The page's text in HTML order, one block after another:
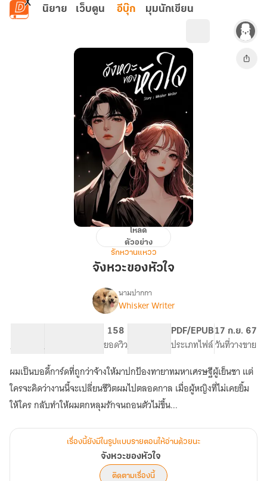
ข้ามไปยังเนื้อหาหลัก
นิยาย เว็บตูน อีบุ๊ก มุมนักเขียน
จังหวะ
หัวใจ
โหลด
ตัวอย่าง
รักหวานแหวว
จังหวะของหัวใจ
เรื่อง
นามปากกา
Whisker Writer
จำนวนคำ จำนวนหน้า (A5)
158
ยอดวิวระดับเนื้อหา
PDF/EPUB
ประเภทไฟล์
17 ก.ย. 67
วันที่วางขาย
ผมเป็นบอดี้การ์ดที่ถูกว่าจ้างให้มาปกป้องทายาทมหาเศรษฐีผู้เย็นชา แต่
ใครจะคิดว่างานนี้จะเปลี่ยนชีวิตผมไปตลอดกาล เมื่อผู้หญิงที่ไม่เคยยิ้ม
ให้ใคร กลับทำให้ผมตกหลุมรักจนถอนตัวไม่ขึ้น...
เรื่องนี้ยังมีในรูปแบบรายตอนให้อ่านด้วยนะ
จังหวะของหัวใจ
ติดตามเรื่องนี้